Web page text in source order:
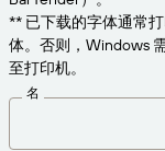
免费试用
职业发展
新闻发布
** 已下载的字体通常
体。否则，Windows
至打印机。
名